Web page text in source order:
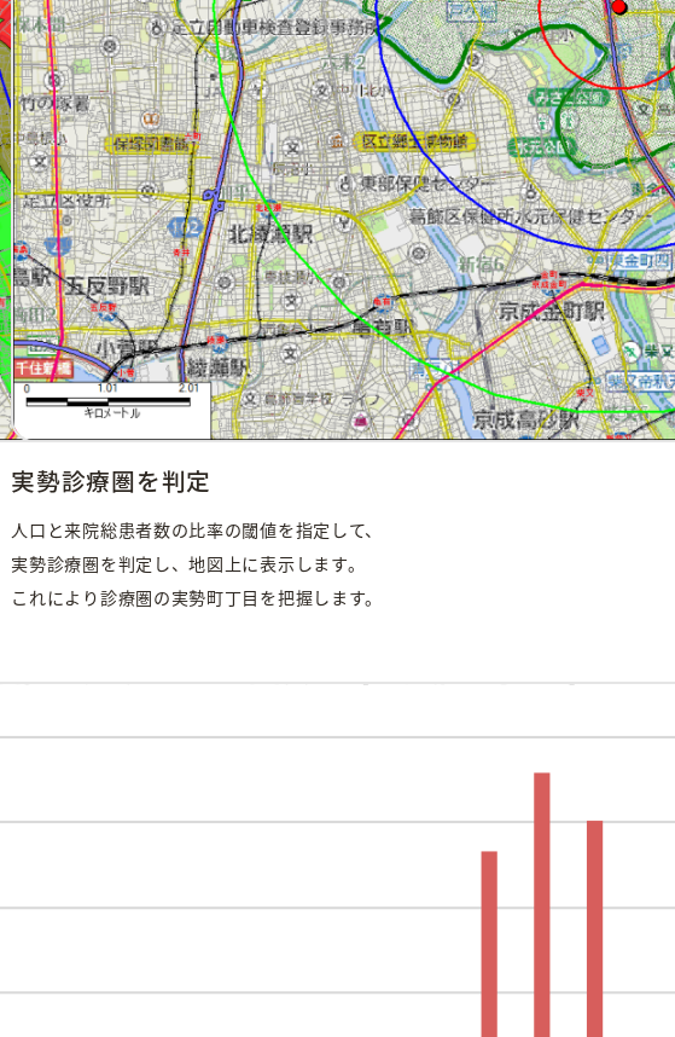
実勢診療圏を判定
人口と来院総患者数の比率の閾値を指定して、
実勢診療圏を判定し、地図上に表示します。
これにより診療圏の実勢町丁目を把握します。